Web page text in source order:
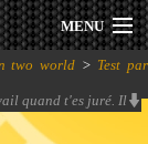
MENU
two world > Test par
quand t'es juré. Il
tests.